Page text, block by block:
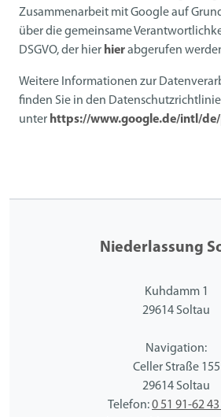
Zusammenarbeit mit Google auf
über die gemeinsame
DSGVO, der hier hierabgerufen
Weitere Informationen zur
finden Sie in den
unter https://www.google.de/intl/
Niederlassung
Kuhdamm 1
29614 Soltau
Navigation:
Celler Straße 155
29614 Soltau
Telefon:0 51 91-62